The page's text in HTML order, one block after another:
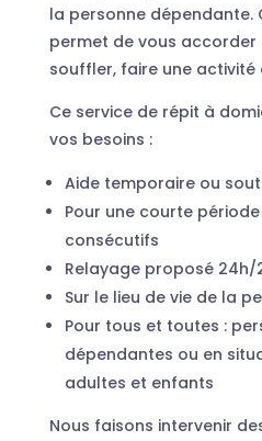
la personne dépendante.
permet de vous
souffler, faire une activité
Ce service de répit à
vos besoins :
Aide temporaire ou
Pour une courte
consécutifs
Relayage proposé 24h/
Sur le lieu de vie de la
Pour tous et toutes :
dépendantes ou en
adultes et enfants
Nous faisons intervenir